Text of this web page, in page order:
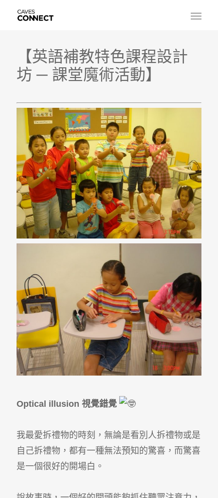
【英語補教特色課程設計
坊 ─ 課堂魔術活動】
Optical illusion 視覺錯覺
我最愛拆禮物的時刻，無論是看別人拆禮物或是
自己拆禮物，都有一種無法預知的驚喜，而驚喜
是一個很好的開場白。